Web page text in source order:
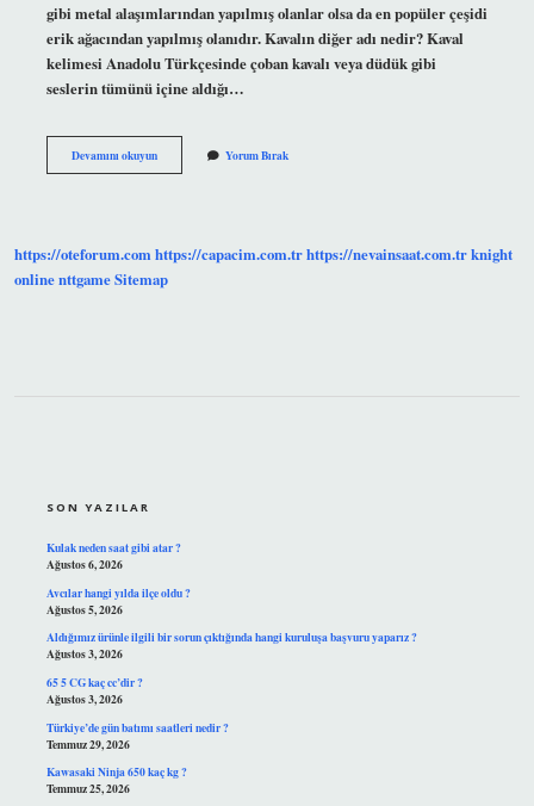
gibi metal alaşımlarından yapılmış olanlar olsa da en popüler çeşidi
erik ağacından yapılmış olanıdır. Kavalın diğer adı nedir? Kaval
kelimesi Anadolu Türkçesinde çoban kavalı veya düdük gibi
seslerin tümünü içine aldığı…
Devamını okuyunKaval
Çeşitleri
Yorum Bırak
https://oteforum.comhttps://capacim.com.trhttps://nevainsaat.com.trknight
onlinenttgameSitemap
SON YAZILAR
Kulak neden saat gibi atar ?
Ağustos 6, 2026
Avcılar hangi yılda ilçe oldu ?
Ağustos 5, 2026
Aldığımız ürünle ilgili bir sorun çıktığında hangi kuruluşa başvuru yaparız ?
Ağustos 3, 2026
65 5 CG kaç cc’dir ?
Ağustos 3, 2026
Türkiye’de gün batımı saatleri nedir ?
Temmuz 29, 2026
Kawasaki Ninja 650 kaç kg ?
Temmuz 25, 2026